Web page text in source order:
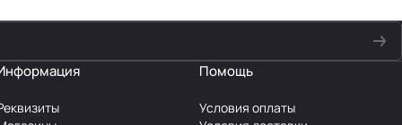
Помощь
Условия оплаты